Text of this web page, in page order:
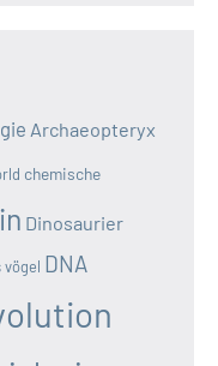
Archaeopteryx
chemische
Dinosaurier
vögel DNA